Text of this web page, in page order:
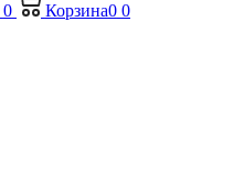
0 Корзина0 0